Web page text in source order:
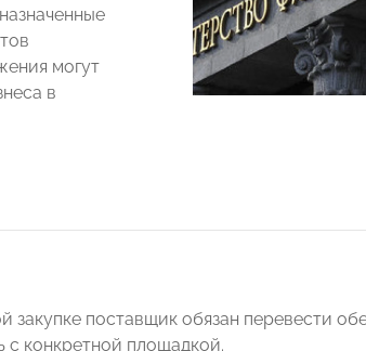
могут
в
закупке поставщик обязан перевести
с конкретной площадкой.